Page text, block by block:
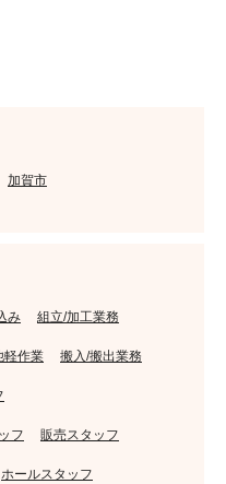
加賀市
み 組立/加工業務
軽作業 搬入/搬出業務
フ 販売スタッフ
ホールスタッフ